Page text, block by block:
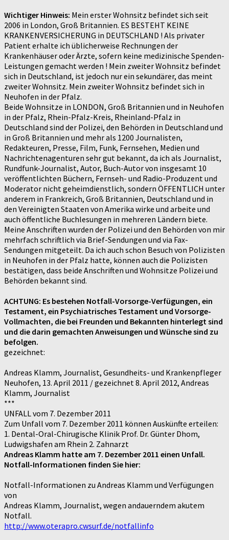
Wichtiger Hinweis: Mein erster Wohnsitz befindet sich seit
2006 in London, Groß Britannien. ES BESTEHT KEINE
KRANKENVERSICHERUNG in DEUTSCHLAND ! Als privater
Patient erhalte ich üblicherweise Rechnungen der
Krankenhäuser oder Ärzte, sofern keine medizinische Spenden-
Leistungen gemacht werden ! Mein zweiter Wohnsitz befindet
sich in Deutschland, ist jedoch nur ein sekundärer, das meint
zweiter Wohnsitz. Mein zweiter Wohnsitz befindet sich in
Neuhofen in der Pfalz.
Beide Wohnsitze in LONDON, Groß Britannien und in Neuhofen
in der Pfalz, Rhein-Pfalz-Kreis, Rheinland-Pfalz in
Deutschland sind der Polizei, den Behörden in Deutschland und
in Groß Britannien und mehr als 1200 Journalisten,
Redakteuren, Presse, Film, Funk, Fernsehen, Medien und
Nachrichtenagenturen sehr gut bekannt, da ich als Journalist,
Rundfunk-Journalist, Autor, Buch-Autor von insgesamt 10
veröffentlichten Büchern, Fernseh- und Radio-Produzent und
Moderator nicht geheimdienstlich, sondern ÖFFENTLICH unter
anderem in Frankreich, Groß Britannien, Deutschland und in
den Vereinigten Staaten von Amerika wirke und arbeite und
auch öffentliche Buchlesungen in mehreren Ländern biete.
Meine Anschriften wurden der Polizei und den Behörden von mir
mehrfach schriftlich via Brief-Sendungen und via Fax-
Sendungen mitgeteilt. Da ich auch schon Besuch von Polizisten
in Neuhofen in der Pfalz hatte, können auch die Polizisten
bestätigen, dass beide Anschriften und Wohnsitze Polizei und
Behörden bekannt sind.
ACHTUNG: Es bestehen Notfall-Vorsorge-Verfügungen, ein
Testament, ein Psychiatrisches Testament und Vorsorge-
Vollmachten, die bei Freunden und Bekannten hinterlegt sind
und die darin gemachten Anweisungen und Wünsche sind zu
befolgen.
gezeichnet:
Andreas Klamm, Journalist, Gesundheits- und Krankenpfleger
Neuhofen, 13. April 2011 / gezeichnet 8. April 2012, Andreas
Klamm, Journalist
***
UNFALL vom 7. Dezember 2011
Zum Unfall vom 7. Dezember 2011 können Auskünfte erteilen:
1. Dental-Oral-Chirugische Klinik Prof. Dr. Günter Dhom,
Ludwigshafen am Rhein 2. Zahnarzt
Andreas Klamm hatte am 7. Dezember 2011 einen Unfall.
Notfall-Informationen finden Sie hier:
Notfall-Informationen zu Andreas Klamm und Verfügungen
von
Andreas Klamm, Journalist, wegen andauerndem akutem
Notfall.
http://www.oterapro.cwsurf.de/notfallinfo